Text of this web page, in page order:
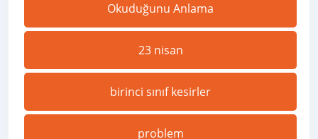
Okuduğunu Anlama
23 nisan
birinci sınıf kesirler
problem